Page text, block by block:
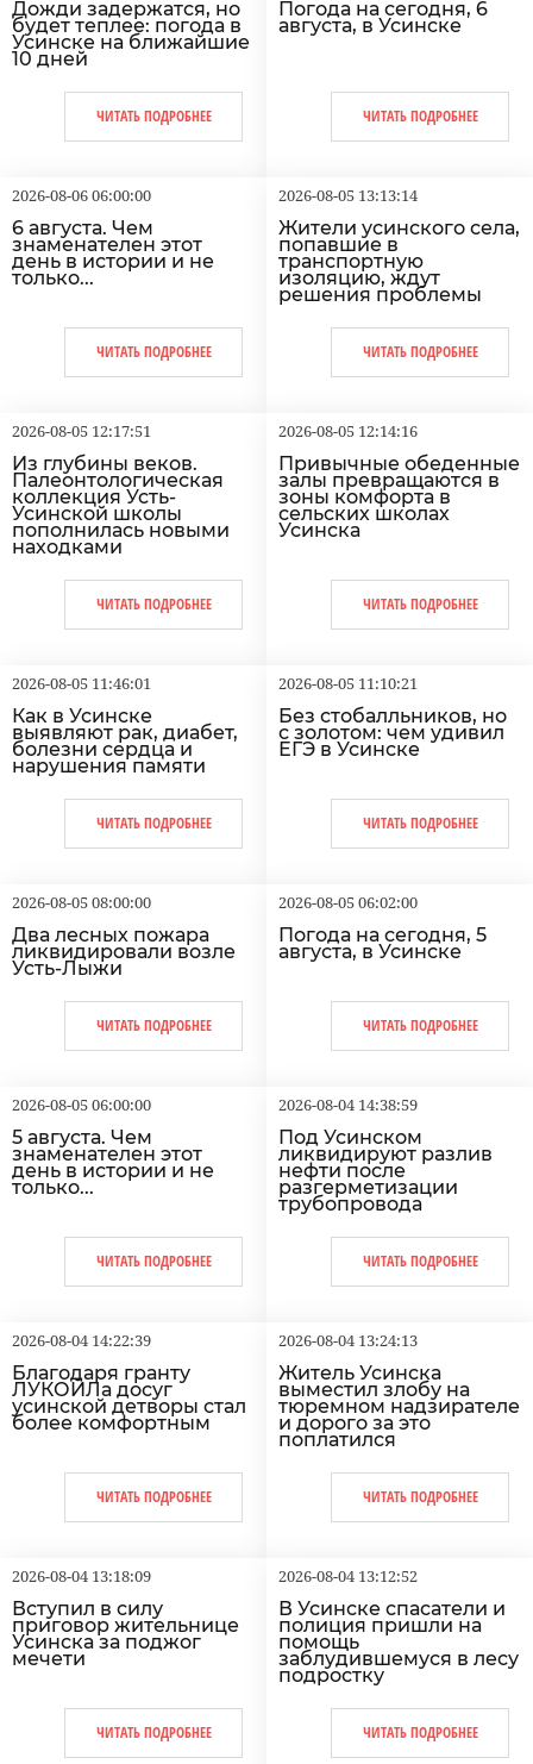
Дожди задержатся, но
будет теплее: погода в
Усинске на ближайшие
10 дней
ЧИТАТЬ ПОДРОБНЕЕ
Погода на сегодня, 6
августа, в Усинске
ЧИТАТЬ ПОДРОБНЕЕ
2026-08-06 06:00:00
6 августа. Чем
знаменателен этот
день в истории и не
только...
ЧИТАТЬ ПОДРОБНЕЕ
2026-08-05 13:13:14
Жители усинского села,
попавшие в
транспортную
изоляцию, ждут
решения проблемы
ЧИТАТЬ ПОДРОБНЕЕ
2026-08-05 12:17:51
Из глубины веков.
Палеонтологическая
коллекция Усть-
Усинской школы
пополнилась новыми
находками
ЧИТАТЬ ПОДРОБНЕЕ
2026-08-05 12:14:16
Привычные обеденные
залы превращаются в
зоны комфорта в
сельских школах
Усинска
ЧИТАТЬ ПОДРОБНЕЕ
2026-08-05 11:46:01
Как в Усинске
выявляют рак, диабет,
болезни сердца и
нарушения памяти
ЧИТАТЬ ПОДРОБНЕЕ
2026-08-05 11:10:21
Без стобалльников, но
с золотом: чем удивил
ЕГЭ в Усинске
ЧИТАТЬ ПОДРОБНЕЕ
2026-08-05 08:00:00
Два лесных пожара
ликвидировали возле
Усть-Лыжи
ЧИТАТЬ ПОДРОБНЕЕ
2026-08-05 06:02:00
Погода на сегодня, 5
августа, в Усинске
ЧИТАТЬ ПОДРОБНЕЕ
2026-08-05 06:00:00
5 августа. Чем
знаменателен этот
день в истории и не
только...
ЧИТАТЬ ПОДРОБНЕЕ
2026-08-04 14:38:59
Под Усинском
ликвидируют разлив
нефти после
разгерметизации
трубопровода
ЧИТАТЬ ПОДРОБНЕЕ
2026-08-04 14:22:39
Благодаря гранту
ЛУКОЙЛа досуг
усинской детворы стал
более комфортным
ЧИТАТЬ ПОДРОБНЕЕ
2026-08-04 13:24:13
Житель Усинска
выместил злобу на
тюремном надзирателе
и дорого за это
поплатился
ЧИТАТЬ ПОДРОБНЕЕ
2026-08-04 13:18:09
Вступил в силу
приговор жительнице
Усинска за поджог
мечети
ЧИТАТЬ ПОДРОБНЕЕ
2026-08-04 13:12:52
В Усинске спасатели и
полиция пришли на
помощь
заблудившемуся в лесу
подростку
ЧИТАТЬ ПОДРОБНЕЕ